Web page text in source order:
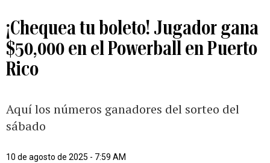
¡Chequea tu boleto! Jugador gana
$50,000 en el Powerball en Puerto
Rico
Aquí los números ganadores del sorteo del
sábado
10 de agosto de 2025 - 7:59 AM